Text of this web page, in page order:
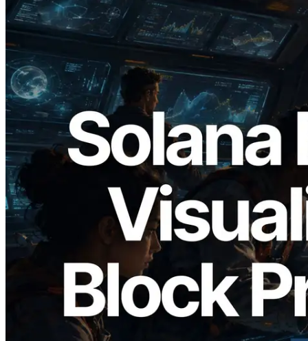
2026.05.24
Validators Solutions lance le Solana Block
Analyzer — Visualisation du temps de
production de bloc par slot et des
validateurs assignés